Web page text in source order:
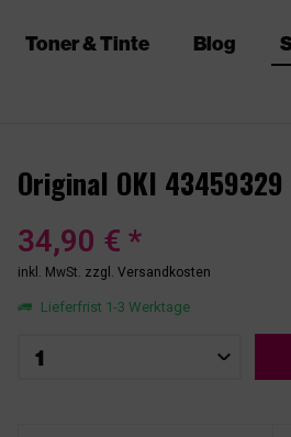
Toner & Tinte Blog
Original OKI 43459329
34,90 € *
inkl. MwSt. zzgl. Versandkosten
Lieferfrist 1-3 Werktage